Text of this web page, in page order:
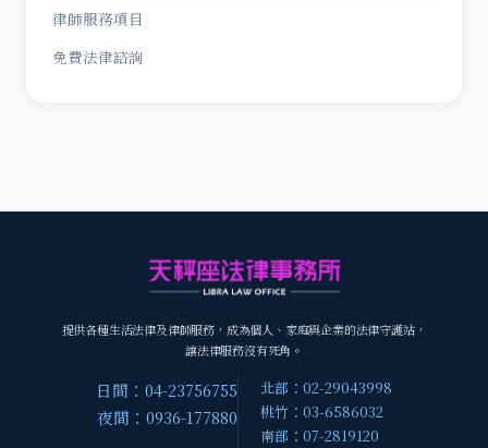
律師服務項目
免費法律諮詢
提供各種生活法律及律師服務，成為個人、家庭與企業的法律守護站，
讓法律服務沒有死角。
日間：04-23756755
夜間：0936-177880
北部：02-29043998
桃竹：03-6586032
南部：07-2819120